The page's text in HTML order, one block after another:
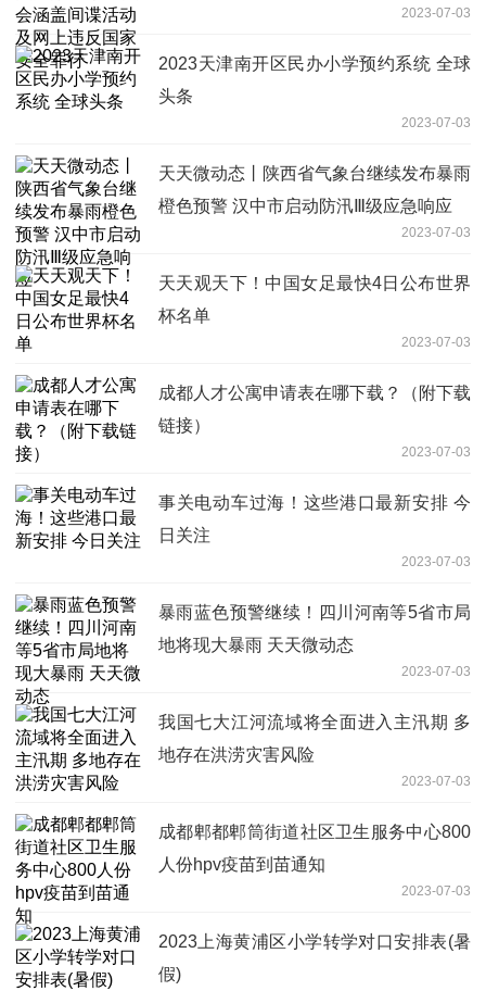
2023-07-03
2023天津南开区民办小学预约系统 全球
头条
2023-07-03
天天微动态丨陕西省气象台继续发布暴雨
橙色预警 汉中市启动防汛Ⅲ级应急响应
2023-07-03
天天观天下！中国女足最快4日公布世界
杯名单
2023-07-03
成都人才公寓申请表在哪下载？（附下载
链接）
2023-07-03
事关电动车过海！这些港口最新安排 今
日关注
2023-07-03
暴雨蓝色预警继续！四川河南等5省市局
地将现大暴雨 天天微动态
2023-07-03
我国七大江河流域将全面进入主汛期 多
地存在洪涝灾害风险
2023-07-03
成都郫都郫筒街道社区卫生服务中心800
人份hpv疫苗到苗通知
2023-07-03
2023上海黄浦区小学转学对口安排表(暑
假)